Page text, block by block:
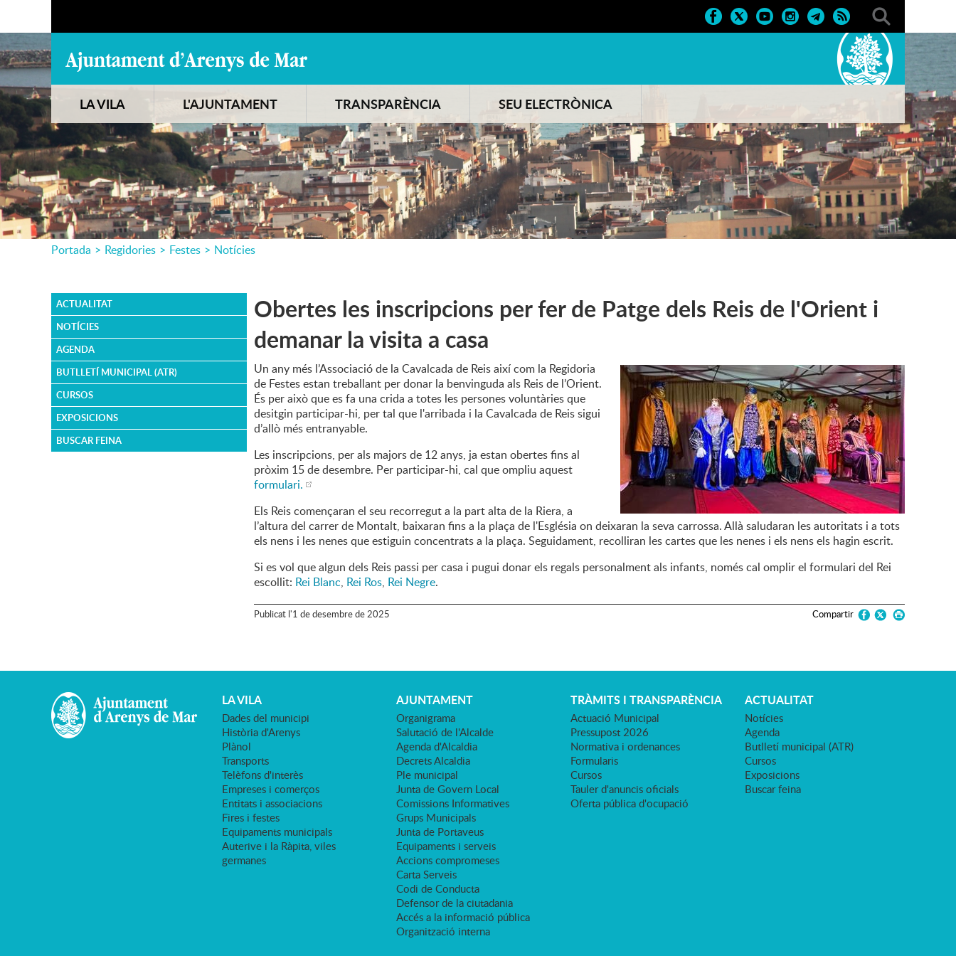
LA VILA L'AJUNTAMENT TRANSPARÈNCIA SEU ELECTRÒNICA
Portada > Regidories > Festes > Notícies
ACTUALITAT
NOTÍCIES
AGENDA
BUTLLETÍ MUNICIPAL (ATR)
CURSOS
EXPOSICIONS
BUSCAR FEINA
Obertes les inscripcions per fer de Patge dels Reis de l'Orient i
demanar la visita a casa
Un any més l’Associació de la Cavalcada de Reis així com la Regidoria
de Festes estan treballant per donar la benvinguda als Reis de l’Orient.
És per això que es fa una crida a totes les persones voluntàries que
desitgin participar-hi, per tal que l'arribada i la Cavalcada de Reis sigui
d’allò més entranyable.
Les inscripcions, per als majors de 12 anys, ja estan obertes fins al
pròxim 15 de desembre. Per participar-hi, cal que ompliu aquest
formulari.
Els Reis començaran el seu recorregut a la part alta de la Riera, a
l’altura del carrer de Montalt, baixaran fins a la plaça de l'Església on deixaran la seva carrossa. Allà saludaran les autoritats i a tots
els nens i les nenes que estiguin concentrats a la plaça. Seguidament, recolliran les cartes que les nenes i els nens els hagin escrit.
Si es vol que algun dels Reis passi per casa i pugui donar els regals personalment als infants, només cal omplir el formulari del Rei
escollit: Rei Blanc, Rei Ros, Rei Negre.
Publicat l'1 dedesembrede2025 Compartir
LA VILA
Dades del municipi
Història d'Arenys
Plànol
Transports
Telèfons d'interès
Empreses i comerços
Entitats i associacions
Fires i festes
Equipaments municipals
Auterive i la Ràpita, viles
germanes
AJUNTAMENT
Organigrama
Salutació de l'Alcalde
Agenda d'Alcaldia
Decrets Alcaldia
Ple municipal
Junta de Govern Local
Comissions Informatives
Grups Municipals
Junta de Portaveus
Equipaments i serveis
Accions compromeses
Carta Serveis
Codi de Conducta
Defensor de la ciutadania
Accés a la informació pública
Organització interna
TRÀMITS I TRANSPARÈNCIA
Actuació Municipal
Pressupost 2026
Normativa i ordenances
Formularis
Cursos
Tauler d'anuncis oficials
Oferta pública d'ocupació
ACTUALITAT
Notícies
Agenda
Butlletí municipal (ATR)
Cursos
Exposicions
Buscar feina